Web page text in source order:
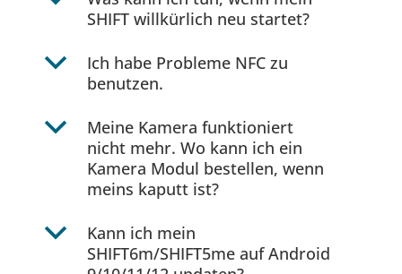
SHIFT willkürlich neu startet?
b
Ich habe Probleme NFC zu
benutzen.
b
Meine Kamera funktioniert
nicht mehr. Wo kann ich ein
Kamera Modul bestellen, wenn
meins kaputt ist?
b
Kann ich mein
SHIFT6m/SHIFT5me auf Android